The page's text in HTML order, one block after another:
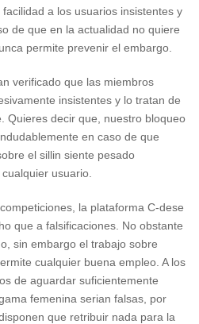
a los usuarios insistentes y
de que en la actualidad no quiere
permite prevenir el embargo.
verificado que las miembros
insistentes y lo tratan de
Quieres decir que, nuestro bloqueo
en caso de que
el silli­n siente pesado
usuario.
la plataforma C-dese
que a falsificaciones. No obstante
sin embargo el trabajo sobre
cualquier buena empleo. A los
de aguardar suficientemente
femenina serian falsas, por
que retribuir nada para la